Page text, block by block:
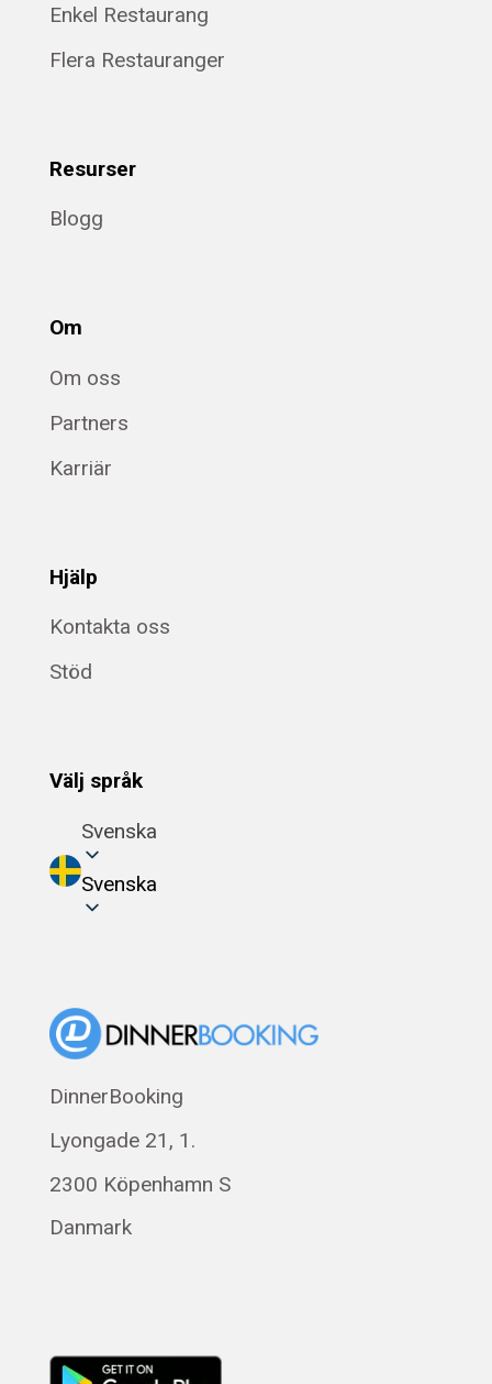
Enkel Restaurang
Flera Restauranger
Resurser
Blogg
Om
Om oss
Partners
Karriär
Hjälp
Kontakta oss
Stöd
Välj språk
Svenska
Svenska
DinnerBooking
Lyongade 21, 1.
2300 Köpenhamn S
Danmark